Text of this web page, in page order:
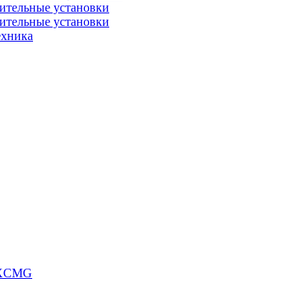
установки
установки